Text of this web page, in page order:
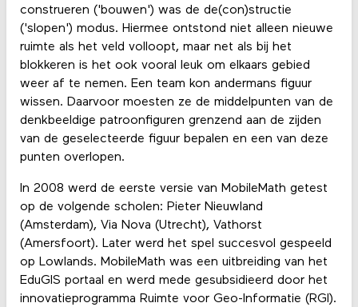
construeren ('bouwen') was de de(con)structie
('slopen') modus. Hiermee ontstond niet alleen nieuwe
ruimte als het veld volloopt, maar net als bij het
blokkeren is het ook vooral leuk om elkaars gebied
weer af te nemen. Een team kon andermans figuur
wissen. Daarvoor moesten ze de middelpunten van de
denkbeeldige patroonfiguren grenzend aan de zijden
van de geselecteerde figuur bepalen en een van deze
punten overlopen.
In 2008 werd de eerste versie van MobileMath getest
op de volgende scholen: Pieter Nieuwland
(Amsterdam), Via Nova (Utrecht), Vathorst
(Amersfoort). Later werd het spel succesvol gespeeld
op Lowlands. MobileMath was een uitbreiding van het
EduGIS portaal en werd mede gesubsidieerd door het
innovatieprogramma Ruimte voor Geo-Informatie (RGI).